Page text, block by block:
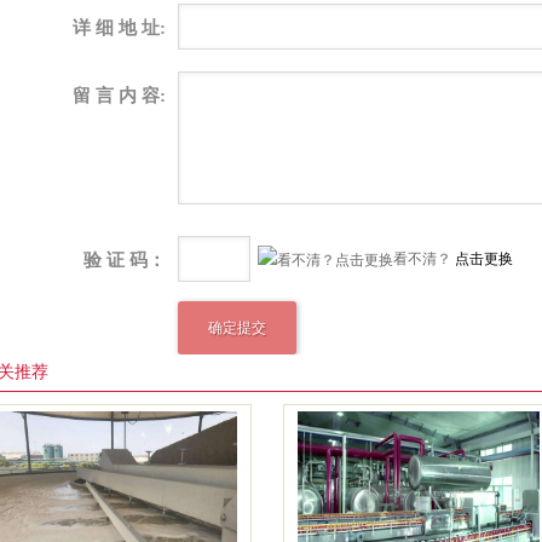
详 细 地 址:
留 言 内 容:
验 证 码： 看不清？ 点击更换
推荐